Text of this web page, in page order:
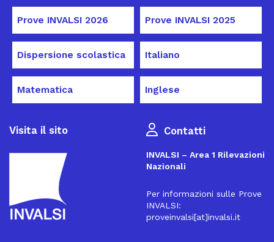
Prove INVALSI 2026 Prove INVALSI 2025
Dispersione scolastica Italiano
Matematica Inglese
Visita il sito Contatti
INVALSI – Area 1 Rilevazioni
Nazionali
Per informazioni sulle Prove
INVALSI:
proveinvalsi[at]invalsi.it